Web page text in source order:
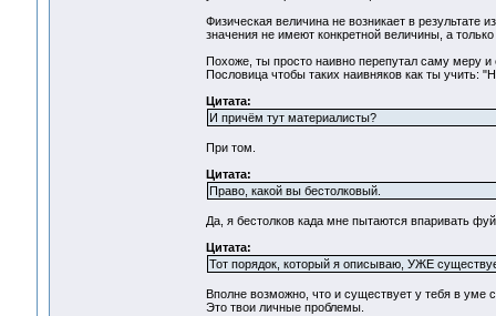
Физическая величина не возникает в результате
значения не имеют конкретной величины, а
Похоже, ты просто наивно перепутал саму меру
Пословица чтобы таких наивняков как ты учить:
Цитата:
И причём тут материалисты?
При том.
Цитата:
Право, какой вы бестолковый.
Да, я бестолков када мне пытаются впаривать
Цитата:
Тот порядок, который я описываю, УЖЕ
Вполне возможно, что и существует у тебя в уме
Это твои личные проблемы.